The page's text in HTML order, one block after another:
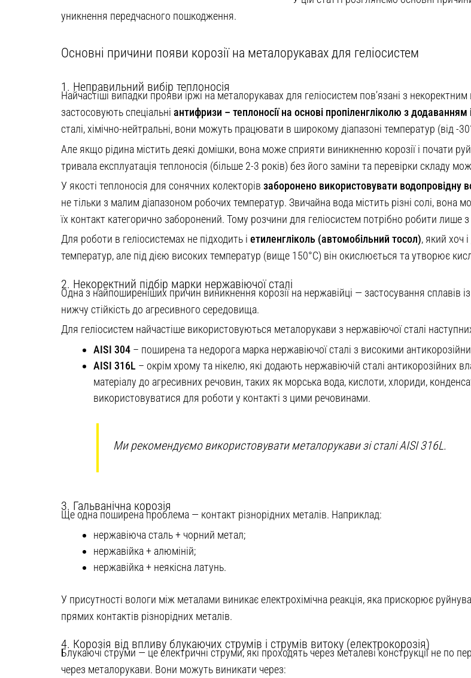
уникнення передчасного пошкодження.
Основні причини появи корозії на металорукавах для геліосистем
1. Неправильний вибір теплоносія
Найчастіші випадки прояви іржі на металорукавах для геліосистем пов’язані з
застосовують спеціальні антифризи – теплоносії на основі пропіленгліколю з додаванням
сталі, хімічно-нейтральні, вони можуть працювати в широкому діапазоні температур (від -
Але якщо рідина містить деякі домішки, вона може сприяти виникненню корозії і почати
тривала експлуатація теплоносія (більше 2-3 років) без його заміни та перевірки складу
У якості теплоносія для сонячних колекторів заборонено використовувати водопровідну
не тільки з малим діапазоном робочих температур. Звичайна вода містить різні солі,
їх контакт категорично заборонений. Тому розчини для геліосистем потрібно робити лише
Для роботи в геліосистемах не підходить і етиленгліколь (автомобільний тосол), який хоч
температур, але під дією високих температур (вище 150°С) він окислюється та утворює
2. Некоректний підбір марки нержавіючої сталі
Одна з найпоширеніших причин виникнення корозії на нержавійці — застосування сплавів
нижчу стійкість до агресивного середовища.
Для геліосистем найчастіше використовуються металорукави з нержавіючої сталі
AISI 304 – поширена та недорога марка нержавіючої сталі з високими
AISI 316L – окрім хрому та нікелю, які додають нержавіючій сталі антикорозійних
матеріалу до агресивних речовин, таких як морська вода, кислоти, хлориди,
використовуватися для роботи у контакті з цими речовинами.
Ми рекомендуємо використовувати металорукави зі сталі AISI 316L.
3. Гальванічна корозія
Ще одна поширена проблема — контакт різнорідних металів. Наприклад:
нержавіюча сталь + чорний метал;
нержавійка + алюміній;
нержавійка + неякісна латунь.
У присутності вологи між металами виникає електрохімічна реакція, яка прискорює
прямих контактів різнорідних металів.
4. Корозія від впливу блукаючих струмів і струмів витоку (електрокорозія)
Блукаючі струми — це електричні струми, які проходять через металеві конструкції не по
через металорукави. Вони можуть виникати через: